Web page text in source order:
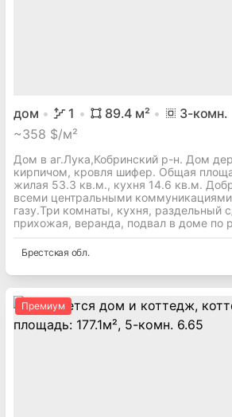
дом 1 89.4 м² 3-комн.
~358 $/м²
Дом в аг.Лука,Кобринский р-н. Дом
кирпичом, кровля шифер. Общая
жилая 53.3 кв.м., кухня 14.6 кв.м.
всеми центральными
газу.Три комнаты, кухня, раздельный
прихожая, веранда, подвал в доме по
Брестская обл.
Премиум